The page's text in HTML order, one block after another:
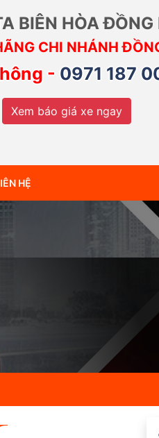
BIÊN HÒA ĐỒNG
CHI NHÁNH
- 0971 187
Xem báo giá xe ngay
HỆ